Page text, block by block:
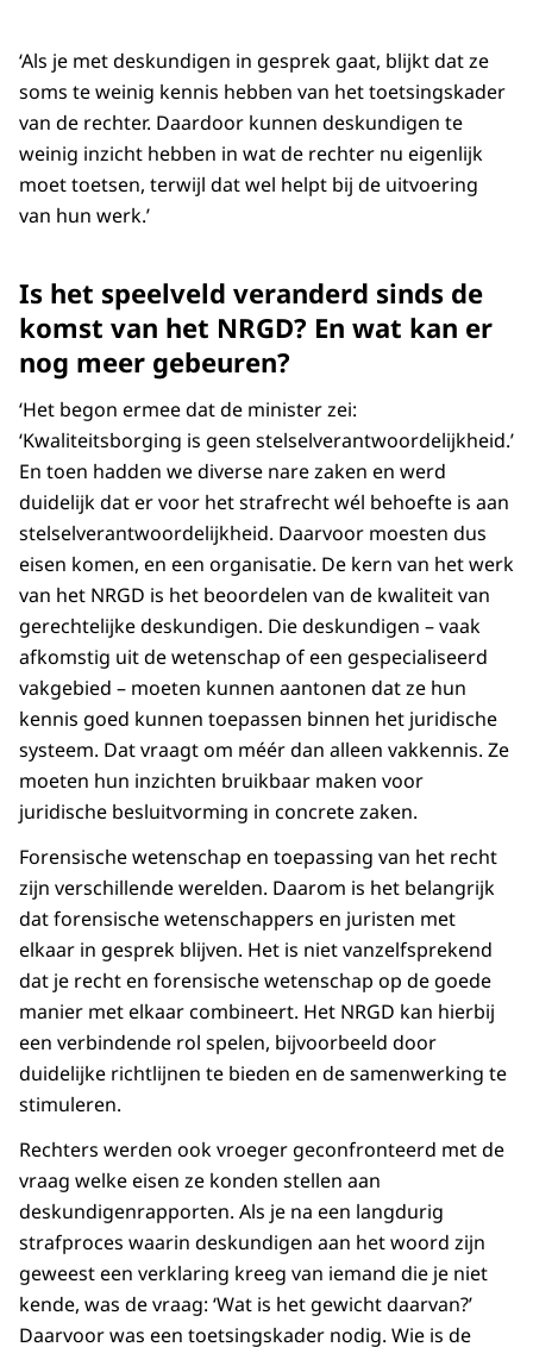
‘Als je met deskundigen in gesprek gaat, blijkt dat ze
soms te weinig kennis hebben van het toetsingskader
van de rechter. Daardoor kunnen deskundigen te
weinig inzicht hebben in wat de rechter nu eigenlijk
moet toetsen, terwijl dat wel helpt bij de uitvoering
van hun werk.’
Is het speelveld veranderd sinds de
komst van het NRGD? En wat kan er
nog meer gebeuren?
‘Het begon ermee dat de minister zei:
‘Kwaliteitsborging is geen stelselverantwoordelijkheid.’
En toen hadden we diverse nare zaken en werd
duidelijk dat er voor het strafrecht wél behoefte is aan
stelselverantwoordelijkheid. Daarvoor moesten dus
eisen komen, en een organisatie. De kern van het werk
van het NRGD is het beoordelen van de kwaliteit van
gerechtelijke deskundigen. Die deskundigen – vaak
afkomstig uit de wetenschap of een gespecialiseerd
vakgebied – moeten kunnen aantonen dat ze hun
kennis goed kunnen toepassen binnen het juridische
systeem. Dat vraagt om méér dan alleen vakkennis. Ze
moeten hun inzichten bruikbaar maken voor
juridische besluitvorming in concrete zaken.
Forensische wetenschap en toepassing van het recht
zijn verschillende werelden. Daarom is het belangrijk
dat forensische wetenschappers en juristen met
elkaar in gesprek blijven. Het is niet vanzelfsprekend
dat je recht en forensische wetenschap op de goede
manier met elkaar combineert. Het NRGD kan hierbij
een verbindende rol spelen, bijvoorbeeld door
duidelijke richtlijnen te bieden en de samenwerking te
stimuleren.
Rechters werden ook vroeger geconfronteerd met de
vraag welke eisen ze konden stellen aan
deskundigenrapporten. Als je na een langdurig
strafproces waarin deskundigen aan het woord zijn
geweest een verklaring kreeg van iemand die je niet
kende, was de vraag: ‘Wat is het gewicht daarvan?’
Daarvoor was een toetsingskader nodig. Wie is de